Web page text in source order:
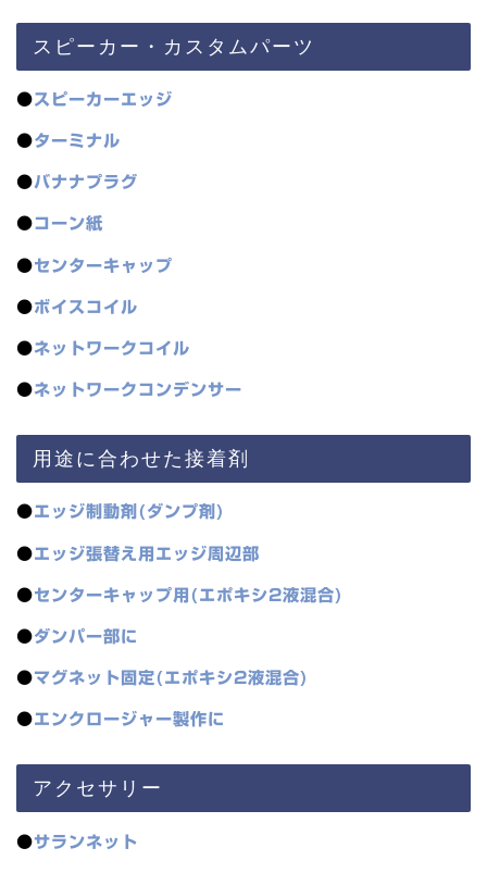
スピーカー・カスタムパーツ
●スピーカーエッジ
●ターミナル
●バナナプラグ
●コーン紙
●センターキャップ
●ボイスコイル
●ネットワークコイル
●ネットワークコンデンサー
用途に合わせた接着剤
●エッジ制動剤(ダンプ剤)
●エッジ張替え用エッジ周辺部
●センターキャップ用(エポキシ2液混合)
●ダンパー部に
●マグネット固定(エポキシ2液混合)
●エンクロージャー製作に
アクセサリー
●サランネット